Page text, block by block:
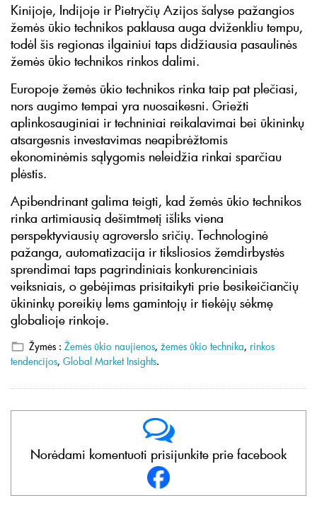
Kinijoje, Indijoje ir Pietryčių Azijos šalyse pažangios
žemės ūkio technikos paklausa auga dviženkliu tempu,
todėl šis regionas ilgainiui taps didžiausia pasaulinės
žemės ūkio technikos rinkos dalimi.
Europoje žemės ūkio technikos rinka taip pat plečiasi,
nors augimo tempai yra nuosaikesni. Griežti
aplinkosauginiai ir techniniai reikalavimai bei ūkininkų
atsargesnis investavimas neapibrėžtomis
ekonominėmis sąlygomis neleidžia rinkai sparčiau
plėstis.
Apibendrinant galima teigti, kad žemės ūkio technikos
rinka artimiausią dešimtmetį išliks viena
perspektyviausių agroverslo sričių. Technologinė
pažanga, automatizacija ir tiksliosios žemdirbystės
sprendimai taps pagrindiniais konkurenciniais
veiksniais, o gebėjimas prisitaikyti prie besikeičiančių
ūkininkų poreikių lems gamintojų ir tiekėjų sėkmę
globalioje rinkoje.
Žymės : Žemės ūkio naujienos, žemės ūkio technika, rinkos
tendencijos, Global Market Insights.
Norėdami komentuoti prisijunkite prie facebook